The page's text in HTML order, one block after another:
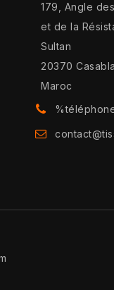
179, Angle
et de la
Sultan
20370
Maroc